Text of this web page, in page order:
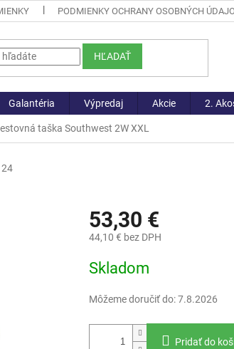
PODMIENKY OCHRANY OSOBNÝCH
HĽADAŤ
Galantéria Výpredaj Akcie 2.
taška Southwest 2W XXL
53,30 €
44,10 € bez DPH
cena:
Skladom
Môžeme doručiť do:7.8.2026
Pridať do